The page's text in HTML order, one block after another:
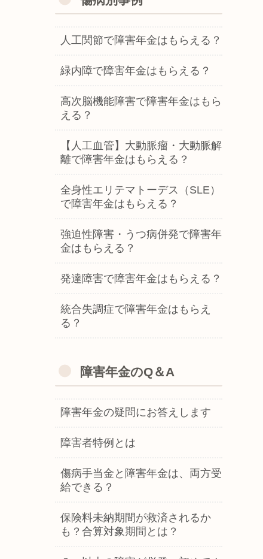
人工関節で障害年金はもらえる？
緑内障で障害年金はもらえる？
高次脳機能障害で障害年金はもら
える？
【人工血管】大動脈瘤・大動脈解
離で障害年金はもらえる？
全身性エリテマトーデス（SLE）
で障害年金はもらえる？
強迫性障害・うつ病併発で障害年
金はもらえる？
発達障害で障害年金はもらえる？
統合失調症で障害年金はもらえ
る？
障害年金のQ＆A
障害年金の疑問にお答えします
障害者特例とは
傷病手当金と障害年金は、両方受
給できる？
保険料未納期間が救済されるか
も？合算対象期間とは？